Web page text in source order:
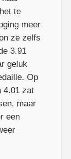
te
meer
ze zelfs
3.91
geluk
Op
4.01 zat
maar
een